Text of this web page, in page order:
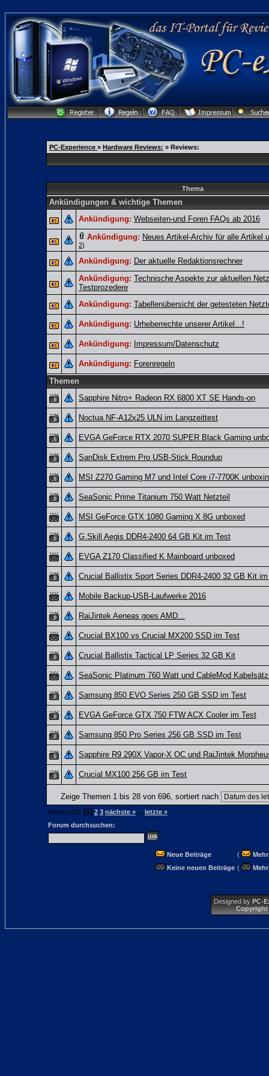
PC-Experience » Hardware Reviews: » Reviews:
Thema
Ankündigungen & wichtige Themen
Ankündigung: Webseiten-und Foren FAQs ab 2016
Ankündigung: Neues Artikel-Archiv für alle Artikel
2)
Ankündigung: Der aktuelle Redaktionsrechner
Ankündigung: Technische Aspekte zur aktuellen
Testprozedere
Ankündigung: Tabellenübersicht der getesteten
Ankündigung: Urheberrechte unserer Artikel...!
Ankündigung: Impressum/Datenschutz
Ankündigung: Forenregeln
Themen
Sapphire Nitro+ Radeon RX 6800 XT SE Hands-on
Noctua NF-A12x25 ULN im Langzeittest
EVGA GeForce RTX 2070 SUPER Black Gaming
SanDisk Extrem Pro USB-Stick Roundup
MSI Z270 Gaming M7 und Intel Core i7-7700K
SeaSonic Prime Titanium 750 Watt Netzteil
MSI GeForce GTX 1080 Gaming X 8G unboxed
G.Skill Aegis DDR4-2400 64 GB Kit im Test
EVGA Z170 Classified K Mainboard unboxed
Crucial Ballistix Sport Series DDR4-2400 32 GB Kit
Mobile Backup-USB-Laufwerke 2016
RaiJintek Aeneas goes AMD...
Crucial BX100 vs Crucial MX200 SSD im Test
Crucial Ballistix Tactical LP Series 32 GB Kit
SeaSonic Platinum 760 Watt und CableMod
Samsung 850 EVO Series 250 GB SSD im Test
EVGA GeForce GTX 750 FTW ACX Cooler im Test
Samsung 850 Pro Series 256 GB SSD im Test
Sapphire R9 290X Vapor-X OC und RaiJintek
Crucial MX100 256 GB im Test
Zeige Themen 1 bis 28 von 696, sortiert nach
Seiten (25): [1] 2 3 nächste » ... letzte »
Forum durchsuchen:
Neue Beiträge (
Keine neuen Beiträge (
Designed by PC-
Copyright